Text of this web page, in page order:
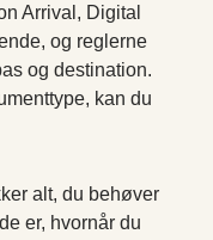
Arrival, Digital
og reglerne
og destination.
kan du
alt, du behøver
er, hvornår du